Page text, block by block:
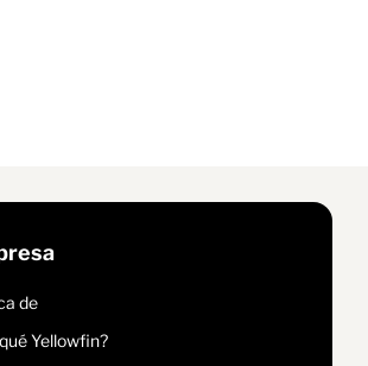
de
Yellowfin?